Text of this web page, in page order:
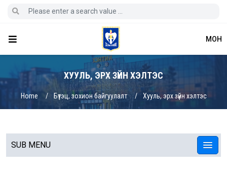
МОН
ХУУЛЬ, ЭРХ ЗҮЙН ХЭЛТЭС
Home Бүтэц, зохион байгуулалт Хууль, эрх зүйн хэлтэс
SUB MENU